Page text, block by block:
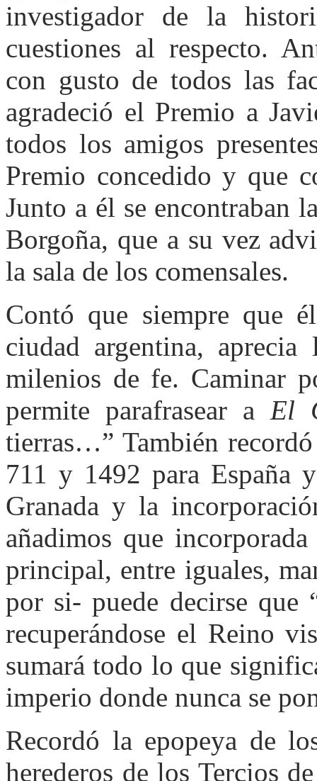
investigador de la
cuestiones al respecto.
con gusto de todos las
agradeció el Premio a
todos los amigos
Premio concedido y que
Junto a él se encontraban
Borgoña, que a su vez
la sala de los comensales.
Contó que siempre que
ciudad argentina,
milenios de fe. Caminar
permite parafrasear a El
tierras…” También
711 y 1492 para España
Granada y la
añadimos que
principal, entre iguales,
por si- puede decirse que
recuperándose el Reino
sumará todo lo que
imperio donde nunca se
Recordó la epopeya de
herederos de los Tercios